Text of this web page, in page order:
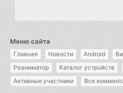
Меню сайта
Главная Новости Android
Реаниматор
Каталог устройств
Активные участники
Все